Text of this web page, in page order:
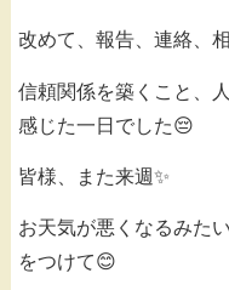
改めて、報告、連絡、
信頼関係を築くこと、
感じた一日でした😔
皆様、また来週✨
お天気が悪くなるみた
をつけて😊